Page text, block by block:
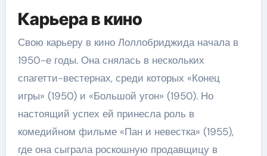
Карьера в кино
Свою карьеру в кино Лоллобриджида начала в
1950-е годы. Она снялась в нескольких
спагетти-вестернах, среди которых «Конец
игры» (1950) и «Большой угон» (1950). Но
настоящий успех ей принесла роль в
комедийном фильме «Пан и невестка» (1955),
где она сыграла роскошную продавщицу в